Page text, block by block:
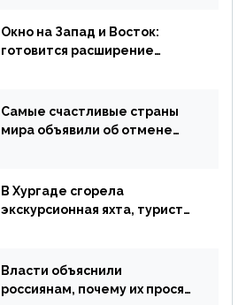
Окно на Запад и Восток:
готовится расширение
Самые счастливые страны
мира объявили об отмене
В Хургаде сгорела
экскурсионная яхта, туристы
Власти объяснили
россиянам, почему их просят